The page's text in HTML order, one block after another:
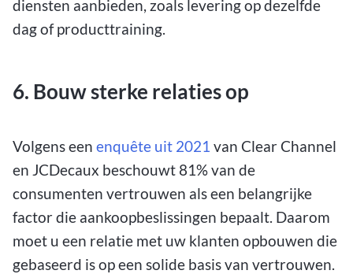
diensten aanbieden, zoals levering op dezelfde
dag of producttraining.
6. Bouw sterke relaties op
Volgens een enquête uit 2021 van Clear Channel
en JCDecaux beschouwt 81% van de
consumenten vertrouwen als een belangrijke
factor die aankoopbeslissingen bepaalt. Daarom
moet u een relatie met uw klanten opbouwen die
gebaseerd is op een solide basis van vertrouwen.